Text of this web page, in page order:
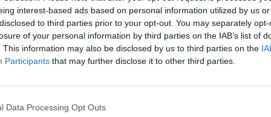
interest-based ads based on personal information utilized by us
to third parties prior to your opt-out. You may separately
of your personal information by third parties on the IAB’s list of
This information may also be disclosed by us to third parties on the
Participants that may further disclose it to other third parties.
Data Processing Opt Outs
szűkült a hozamkülönbség az euró referenciához
problémák miatt véli úgy, hogy az euró
az említett országok egyikében sem valószínű,
várakozásokat leginkább az 5 év múlva várható 5
hozamok felett.
mint az euró (német) hozamgörbéből származtatható 5